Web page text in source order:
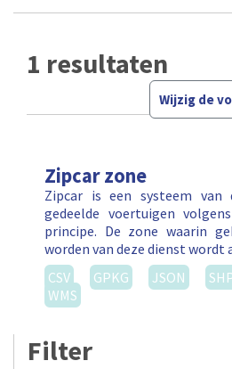
1 resultaten
Wijzig de
Zipcar zone
Zipcar is een systeem
gedeelde voertuigen
principe. De zone waarin
worden van deze dienst wordt
CSV
GPKG JSON
WMS
Filter